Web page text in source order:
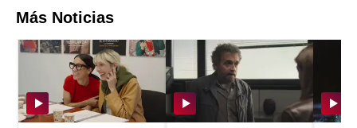
Más Noticias